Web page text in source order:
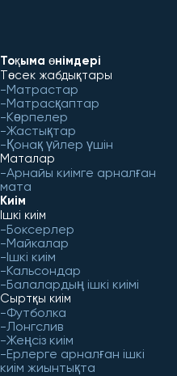
Тоқыма өнімдері
Төсек жабдықтары
Матрастар
Матрасқаптар
Көрпелер
Жастықтар
Қонақ үйлер үшін
Маталар
Арнайы киімге арналған
мата
Киім
Ішкі киім
Боксерлер
Майкалар
Ішкі киім
Кальсондар
Балалардың ішкі киімі
Сыртқы киім
Футболка
Лонгслив
Жеңсіз киім
Ерлерге арналған ішкі
киім жиынтықта